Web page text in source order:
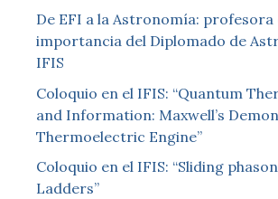
De EFI a la Astronomía: profesora
importancia del Diplomado de
IFIS
Coloquio en el IFIS: “Quantum
and Information: Maxwell’s
Thermoelectric Engine”
Coloquio en el IFIS: “Sliding
Ladders”